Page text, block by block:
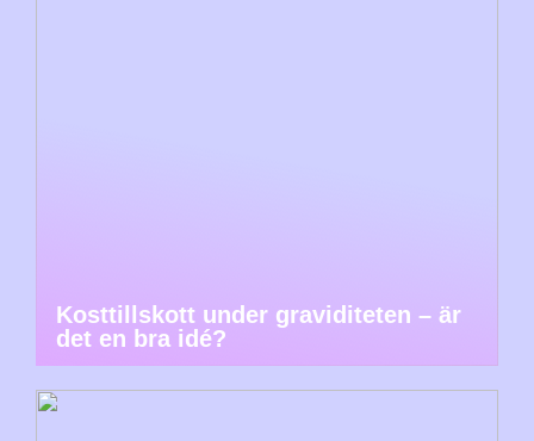
Kosttillskott under graviditeten – är
det en bra idé?